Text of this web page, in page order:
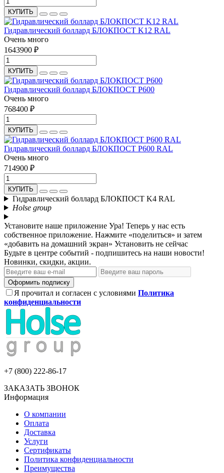
КУПИТЬ
Гидравлический боллард БЛОКПОСТ K12 RAL
Очень много
1643900 ₽
КУПИТЬ
Гидравлический боллард БЛОКПОСТ P600
Очень много
768400 ₽
КУПИТЬ
Гидравлический боллард БЛОКПОСТ P600 RAL
Очень много
714900 ₽
КУПИТЬ
Гидравлический боллард БЛОКПОСТ K4 RAL
Holse group
Установите наше приложение Ура! Теперь у нас есть
собственное приложение. Нажмите «поделиться» и затем
«добавить на домашний экран» Установить не сейчас
Будьте в центре событий - подпишитесь на наши новости!
Новинки, скидки, акции.
Оформить подписку
Я прочитал и согласен с условиями Политика
конфиденциальности
+7 (800) 222-86-17
ЗАКАЗАТЬ ЗВОНОК
Информация
О компании
Оплата
Доставка
Услуги
Сертификаты
Политика конфиденциальности
Преимущества